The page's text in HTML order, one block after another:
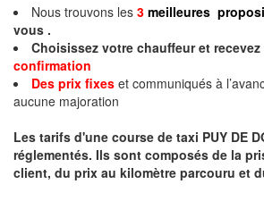
Nous trouvons les 3 meilleures
vous .
Choisissez votre chauffeur et recevez
confirmation
Des prix fixes et communiqués à
aucune majoration
Les tarifs d'une course de taxi PUY DE
réglementés. Ils sont composés de la
client, du prix au kilomètre parcouru et